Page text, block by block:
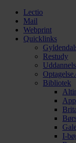
Lectio
Mail
Webprint
Quicklinks
Restudy
Bibliotek
I-